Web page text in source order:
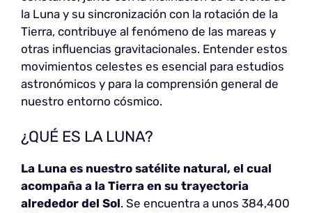
la Luna y su sincronización con la rotación de la
Tierra, contribuye al fenómeno de las mareas y
otras influencias gravitacionales. Entender estos
movimientos celestes es esencial para estudios
astronómicos y para la comprensión general de
nuestro entorno cósmico.
¿QUÉ ES LA LUNA?
La Luna es nuestro satélite natural, el cual
acompaña a la Tierra en su trayectoria
alrededor del Sol. Se encuentra a unos 384,400